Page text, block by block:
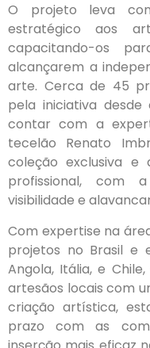
O projeto leva
estratégico aos
capacitando-os
alcançarem a
arte. Cerca de 45
pela iniciativa
contar com a
tecelão Renato
coleção exclusiva
profissional, com
visibilidade e
Com expertise na
projetos no Brasil e
Angola, Itália, e
artesãos locais com
criação artística,
prazo com as